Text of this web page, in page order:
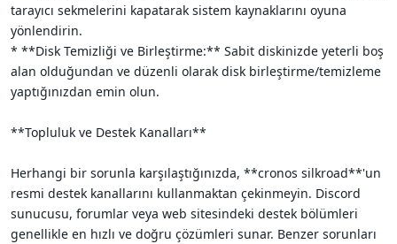
tarayıcı sekmelerini kapatarak sistem kaynaklarını oyuna
yönlendirin.
* **Disk Temizliği ve Birleştirme:** Sabit diskinizde yeterli boş
alan olduğundan ve düzenli olarak disk birleştirme/temizleme
yaptığınızdan emin olun.
**Topluluk ve Destek Kanalları**
Herhangi bir sorunla karşılaştığınızda, **cronos silkroad**'un
resmi destek kanallarını kullanmaktan çekinmeyin. Discord
sunucusu, forumlar veya web sitesindeki destek bölümleri
genellikle en hızlı ve doğru çözümleri sunar. Benzer sorunları